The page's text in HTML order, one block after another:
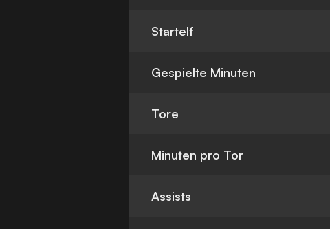
Startelf
Gespielte Minuten
Tore
Minuten pro Tor
Assists